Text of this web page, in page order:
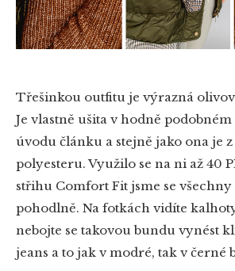
Třešinkou outfitu je výrazná
Je vlastně ušita v hodně
úvodu článku a stejně jako ona je
polyesteru. Využilo se na ni až 40
střihu Comfort Fit jsme se
pohodlně. Na fotkách vidíte
nebojte se takovou bundu vynést
jeans a to jak v modré, tak v černé